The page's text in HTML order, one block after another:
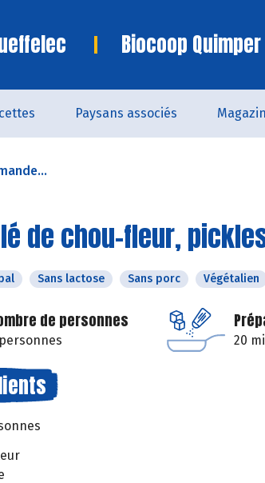
Biocoop
Paysans associés
de chou-fleur,
Sans lactose Sans porc Végétalien
de personnes
20